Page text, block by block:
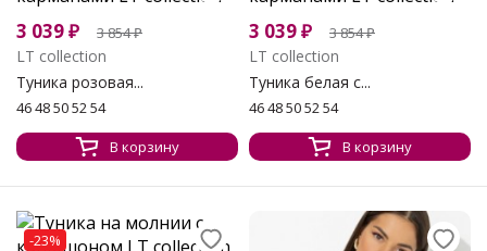
3 039₽ 3 854₽
LT collection
Туника розовая...
46 48 50 52 54
В корзину
3 039₽ 3 854₽
LT collection
Туника белая с...
46 48 50 52 54
В корзину
-23%